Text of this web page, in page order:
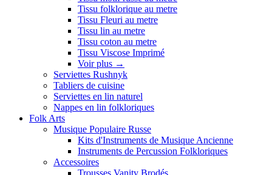
Tissu folklorique au metre
Tissu Fleuri au metre
Tissu lin au metre
Tissu coton au metre
Tissu Viscose Imprimé
Voir plus →
Serviettes Rushnyk
Tabliers de cuisine
Serviettes en lin naturel
Nappes en lin folkloriques
Folk Arts
Musique Populaire Russe
Kits d'Instruments de Musique Ancienne
Instruments de Percussion Folkloriques
Accessoires
Trousses Vanity Brodés